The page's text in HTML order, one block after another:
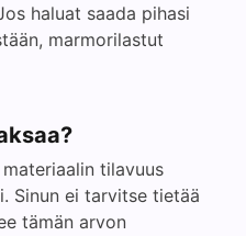
haluat saada pihasi
marmorilastut
tilavuus
Sinun ei tarvitse tietää
tämän arvon